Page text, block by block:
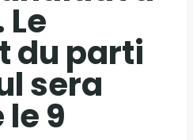
du parti
sera
9